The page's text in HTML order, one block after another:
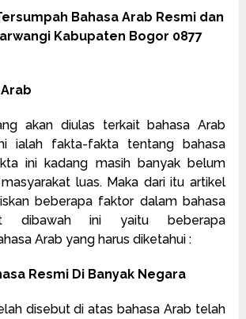
Bahasa Arab Resmi dan
Kabupaten Bogor 0877
akan diulas terkait bahasa Arab
ialah fakta-fakta tentang bahasa
ini kadang masih banyak belum
luas. Maka dari itu artikel
beberapa faktor dalam bahasa
dibawah ini yaitu beberapa
Arab yang harus diketahui :
Resmi Di Banyak Negara
disebut di atas bahasa Arab telah